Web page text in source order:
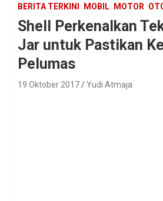
BERITA TERKINI MOBIL MOTOR
Shell Perkenalkan
Jar untuk Pastikan
Pelumas
19 Oktober 2017 Yudi Atmaja